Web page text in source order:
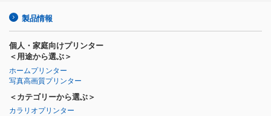
製品情報
個人・家庭向けプリンター
＜用途から選ぶ＞
ホームプリンター
写真高画質プリンター
＜カテゴリーから選ぶ＞
カラリオプリンター